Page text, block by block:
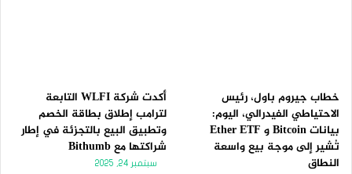
خطاب جيروم باول، رئيس
الاحتياطي الفيدرالي، اليوم:
بيانات Bitcoin و Ether ETF
تُشير إلى موجة بيع واسعة
النطاق
أكدت شركة WLFI التابعة
لترامب إطلاق بطاقة الخصم
وتطبيق البيع بالتجزئة في إطار
شراكتها مع Bithumb
سبتمبر 24, 2025